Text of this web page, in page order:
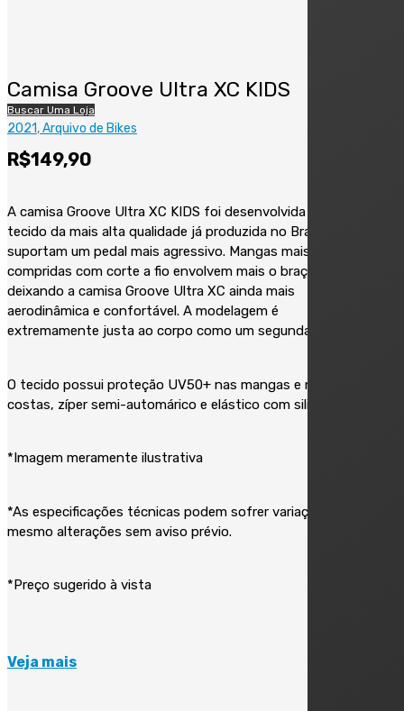
Camisa Groove Ultra XC KIDS
R$149,90
A camisa Groove Ultra XC KIDS foi desenvolvida com
tecido da mais alta qualidade já produzida no Brasil que
suportam um pedal mais agressivo. Mangas mais
compridas com corte a fio envolvem mais o braço,
deixando a camisa Groove Ultra XC ainda mais
aerodinâmica e confortável. A modelagem é
extremamente justa ao corpo como um segunda pele.
O tecido possui proteção UV50+ nas mangas e nas
costas, zíper semi-automárico e elástico com silicone.
*Imagem meramente ilustrativa
*As especificações técnicas podem sofrer variações ou
mesmo alterações sem aviso prévio.
*Preço sugerido à vista
Veja mais
Buscar Uma Loja
2021 Arquivo de Bikes